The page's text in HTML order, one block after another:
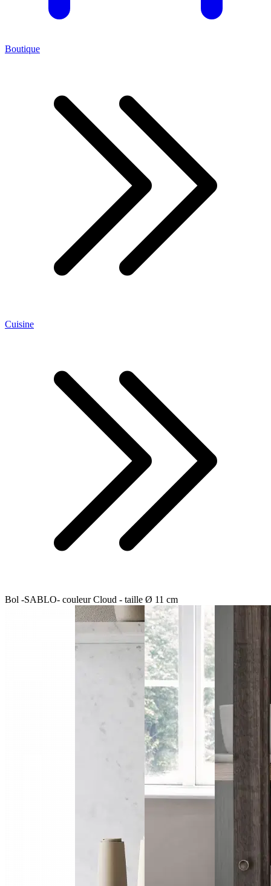
Boutique
Cuisine
Bol -SABLO- couleur Cloud - taille Ø 11 cm